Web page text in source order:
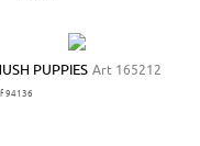
PUPPIES Art 165212
94136